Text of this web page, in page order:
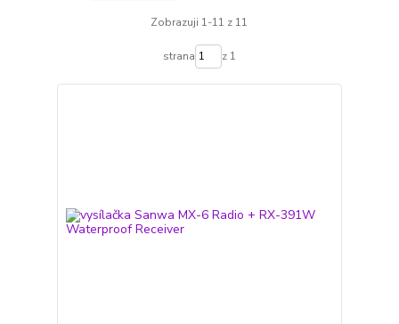
Zobrazuji 1-11 z 11
strana z 1